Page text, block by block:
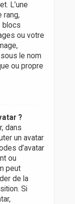
L’une
rang,
blocs
ou votre
le nom
ou propre
?
dans
un avatar
d’avatar
ou
peut
de la
Si